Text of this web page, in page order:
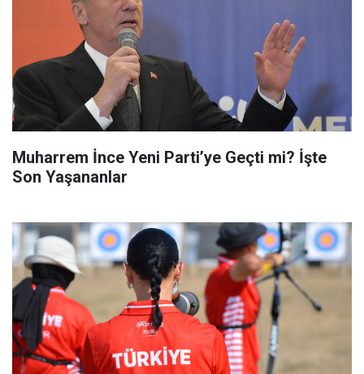
Muharrem İnce Yeni Parti’ye Geçti mi? İşte
Son Yaşananlar